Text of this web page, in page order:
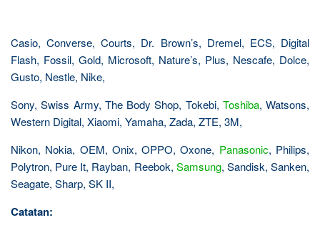
Casio, Converse, Courts, Dr. Brown’s, Dremel, ECS, Digital
Flash, Fossil, Gold, Microsoft, Nature’s, Plus, Nescafe, Dolce,
Gusto, Nestle, Nike,
Sony, Swiss Army, The Body Shop, Tokebi, Toshiba, Watsons,
Western Digital, Xiaomi, Yamaha, Zada, ZTE, 3M,
Nikon, Nokia, OEM, Onix, OPPO, Oxone, Panasonic, Philips,
Polytron, Pure It, Rayban, Reebok, Samsung, Sandisk, Sanken,
Seagate, Sharp, SK II,
Catatan: